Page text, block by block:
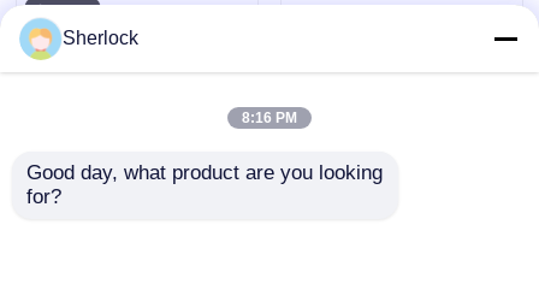
Sherlock
8:16 PM
Good day, what product are you looking
for?